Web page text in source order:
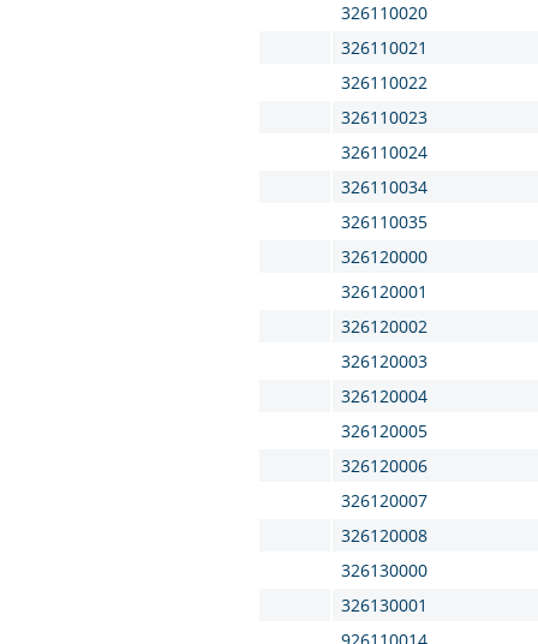
326110020
326110021
326110022
326110023
326110024
326110034
326110035
326120000
326120001
326120002
326120003
326120004
326120005
326120006
326120007
326120008
326130000
326130001